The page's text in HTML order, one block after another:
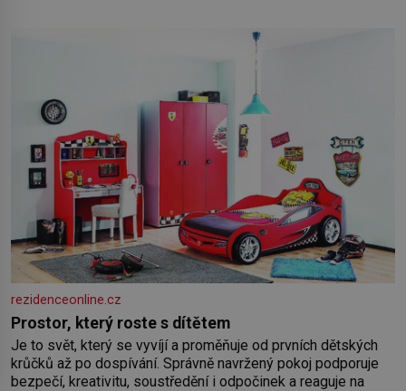
rezidenceonline.cz
Prostor, který roste s dítětem
Je to svět, který se vyvíjí a proměňuje od prvních dětských
krůčků až po dospívání. Správně navržený pokoj podporuje
bezpečí, kreativitu, soustředění i odpočinek a reaguje na